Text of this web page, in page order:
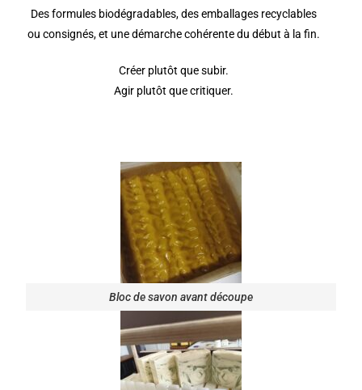
Des formules biodégradables, des emballages recyclables
ou consignés, et une démarche cohérente du début à la fin.
Créer plutôt que subir.
Agir plutôt que critiquer.
Bloc de savon avant découpe